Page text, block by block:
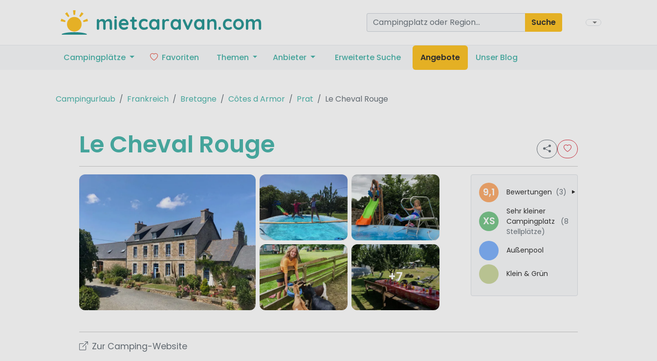
mietcaravan.com Suche
Campingplätze Favoriten Themen Anbieter Erweiterte Suche Angebote Unser Blog
Campingurlaub Frankreich Bretagne Côtes d Armor Prat Le Cheval Rouge
Le Cheval Rouge
+7
9,1 Bewertungen (3)
XS
Sehr kleiner
Campingplatz
(8
Stellplätze)
Außenpool
Klein & Grün
Zur Camping-Website